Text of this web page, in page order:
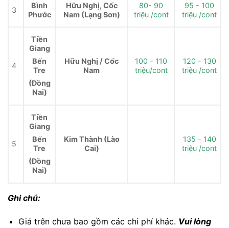
3
Bình
Phước
Hữu Nghị, Cốc
Nam (Lạng Sơn)
80- 90
triệu /cont
95 - 100
triệu /cont
4
Tiền
Giang
Bến
Tre
(Đồng
Nai)
Hữu Nghị / Cốc
Nam
100 - 110
triệu/cont
120 - 130
triệu /cont
5
Tiền
Giang
Bến
Tre
(Đồng
Nai)
Kim Thành (Lào
Cai)
135 - 140
triệu /cont
Ghi chú:
Giá trên chưa bao gồm các chi phí khác. Vui lòng